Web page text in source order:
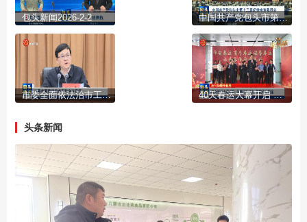
包头新闻2026-2-2 中国共产党包头市第十三届纪律检查委员会第六次全体会议公报
市委全面依法治市工作会议召开 40天春运大幕开启 多部门齐发力 护航平安旅途
头条新闻